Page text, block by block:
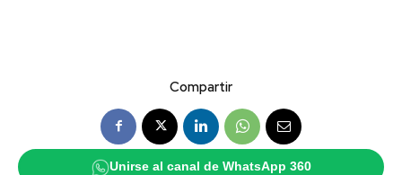
Compartir
Unirse al canal de WhatsApp 360